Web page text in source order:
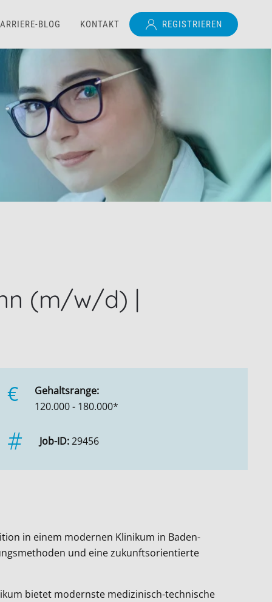
BLOG KONTAKT REGISTRIEREN
(m/w/d) |
€
Gehaltsrange:
120.000 - 180.000*
Job-ID:29456
in einem modernen Klinikum in Baden-
und eine zukunftsorientierte
bietet modernste medizinisch-technische